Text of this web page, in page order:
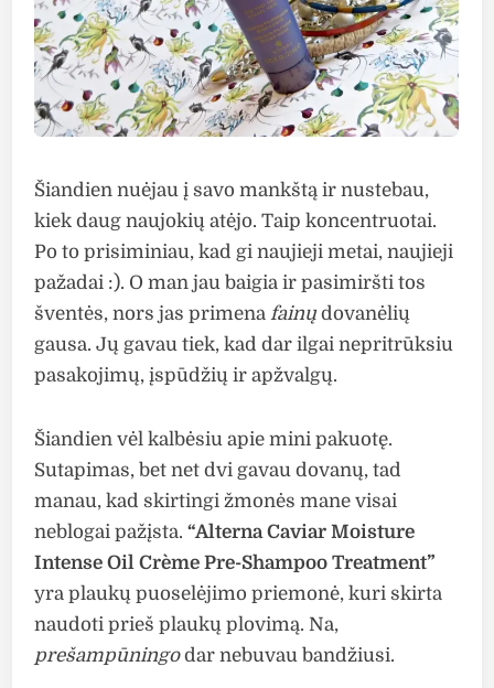
Šiandien nuėjau į savo mankštą ir nustebau,
kiek daug naujokių atėjo. Taip koncentruotai.
Po to prisiminiau, kad gi naujieji metai, naujieji
pažadai :). O man jau baigia ir pasimiršti tos
šventės, nors jas primenafainųdovanėlių
gausa. Jų gavau tiek, kad dar ilgai nepritrūksiu
pasakojimų, įspūdžių ir apžvalgų.
Šiandien vėl kalbėsiu apie mini pakuotę.
Sutapimas, bet net dvi gavau dovanų, tad
manau, kad skirtingi žmonės mane visai
neblogai pažįsta. “Alterna Caviar Moisture
Intense Oil Crème Pre-Shampoo Treatment”
yra plaukų puoselėjimo priemonė, kuri skirta
naudoti prieš plaukų plovimą. Na,
prešampūningodar nebuvau bandžiusi.